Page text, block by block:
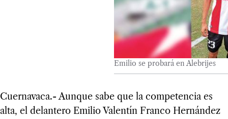
Emilio se probará en Alebrijes
Cuernavaca.- Aunque sabe que la competencia es
alta, el delantero Emilio Valentín Franco Hernández